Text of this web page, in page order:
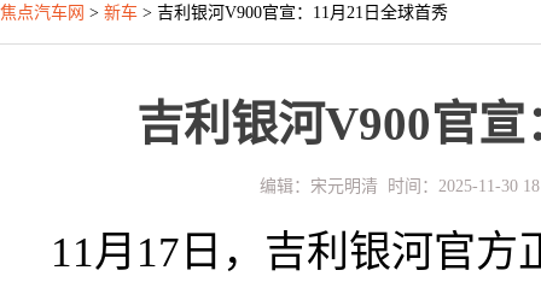
焦点汽车网 > 新车 > 吉利银河V900官宣：11月21日全球首秀
吉利银河V900官
编辑：宋元明清 时间：2025-11-30
11月17日，吉利银河官